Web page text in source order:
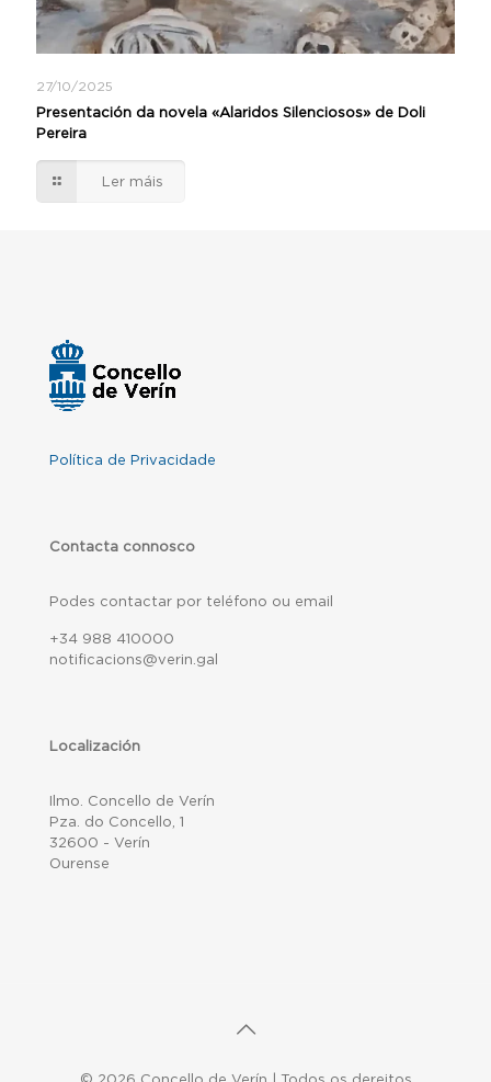
27/10/2025
Presentación da novela «Alaridos Silenciosos» de Doli
Pereira
Ler máis
Política de Privacidade
Contacta connosco
Podes contactar por teléfono ou email
+34 988 410000
notificacions@verin.gal
Localización
Ilmo. Concello de Verín
Pza. do Concello, 1
32600 - Verín
Ourense